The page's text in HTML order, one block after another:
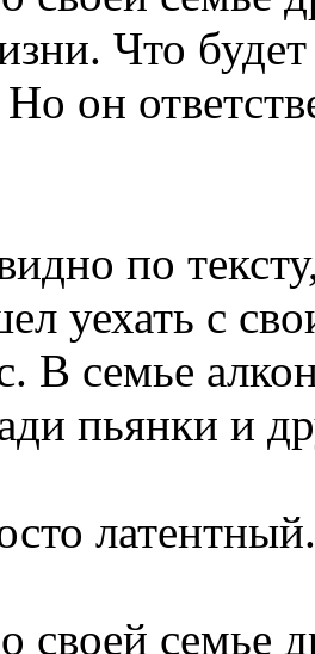
Что
он
по
уехать с
В семье
пьянки и
своей семье